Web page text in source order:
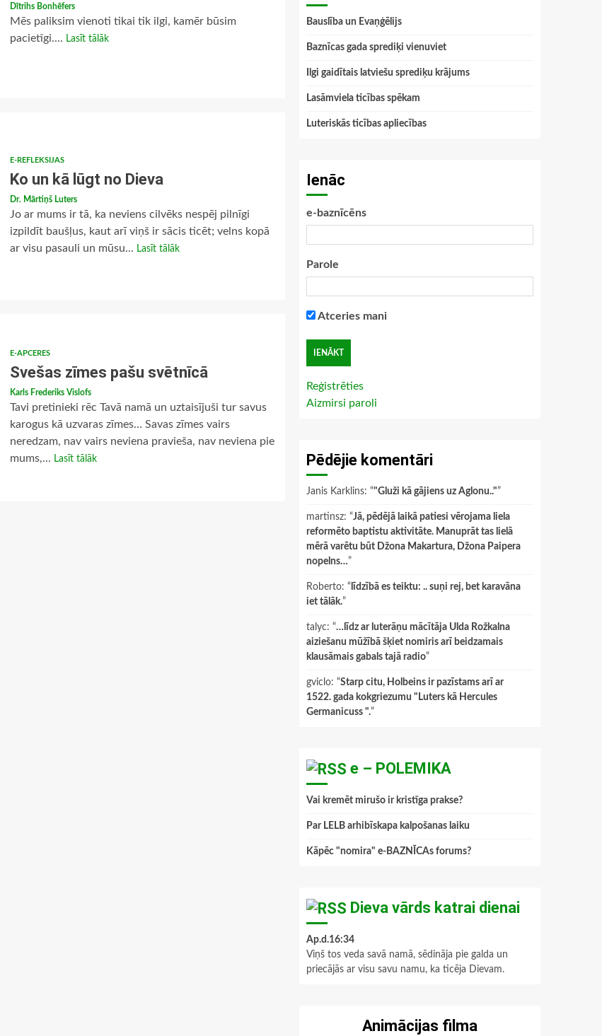
Dītrihs Bonhēfers
Mēs paliksim vienoti tikai tik ilgi, kamēr būsim
pacietīgi.... Lasīt tālāk
E-REFLEKSIJAS
Ko un kā lūgt no Dieva
Dr. Mārtiņš Luters
Jo ar mums ir tā, ka neviens cilvēks nespēj pilnīgi
izpildīt baušļus, kaut arī viņš ir sācis ticēt; velns kopā
ar visu pasauli un mūsu... Lasīt tālāk
E-APCERES
Svešas zīmes pašu svētnīcā
Karls Frederiks Vislofs
Tavi pretinieki rēc Tavā namā un uztaisījuši tur savus
karogus kā uzvaras zīmes… Savas zīmes vairs
neredzam, nav vairs neviena pravieša, nav neviena pie
mums,... Lasīt tālāk
Bauslība un Evaņģēlijs
Baznīcas gada sprediķi vienuviet
Ilgi gaidītais latviešu sprediķu krājums
Lasāmviela ticības spēkam
Luteriskās ticības apliecības
Ienāc
e-baznīcēns
Parole
Atceries mani
Reģistrēties
Aizmirsi paroli
Pēdējie komentāri
Janis Karklins: “"Gluži kā gājiens uz Aglonu.."”
martinsz: “Jā, pēdējā laikā patiesi vērojama liela
reformēto baptistu aktivitāte. Manuprāt tas lielā
mērā varētu būt Džona Makartura, Džona Paipera
nopelns…”
Roberto: “ līdzībā es teiktu: .. suņi rej, bet karavāna
iet tālāk.”
talyc: “…līdz ar luterāņu mācītāja Ulda Rožkalna
aiziešanu mūžībā šķiet nomiris arī beidzamais
klausāmais gabals tajā radio”
gviclo: “Starp citu, Holbeins ir pazīstams arī ar
1522. gada kokgriezumu "Luters kā Hercules
Germanicuss ".”
e – POLEMIKA
Vai kremēt mirušo ir kristīga prakse?
Par LELB arhibīskapa kalpošanas laiku
Kāpēc "nomira" e-BAZNĪCAs forums?
Dieva vārds katrai dienai
Ap.d.16:34
Viņš tos veda savā namā, sēdināja pie galda un
priecājās ar visu savu namu, ka ticēja Dievam.
Animācijas filma